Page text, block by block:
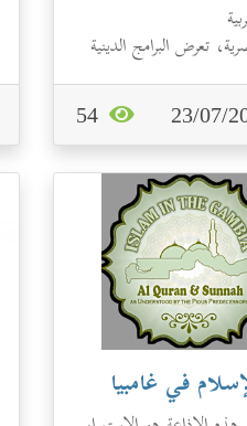
تعرض البرامج الدينية
والحديث النبوي ...
في غامبيا